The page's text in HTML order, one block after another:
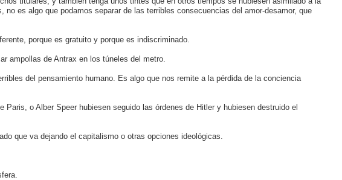
es algo que podamos separar de las terribles consecuencias del amor-desamor, que
porque es gratuito y porque es indiscriminado.
ampollas de Antrax en los túneles del metro.
del pensamiento humano. Es algo que nos remite a la pérdida de la conciencia
o Alber Speer hubiesen seguido las órdenes de Hitler y hubiesen destruido el
que va dejando el capitalismo o otras opciones ideológicas.